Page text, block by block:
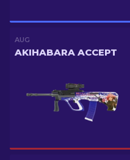
AUG
AKIHABARA ACCEPT